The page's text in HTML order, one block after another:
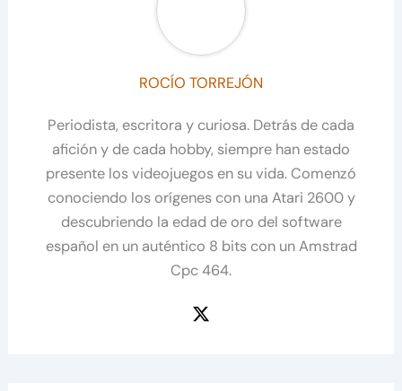
ROCÍO TORREJÓN
Periodista, escritora y curiosa. Detrás de cada
afición y de cada hobby, siempre han estado
presente los videojuegos en su vida. Comenzó
conociendo los orígenes con una Atari 2600 y
descubriendo la edad de oro del software
español en un auténtico 8 bits con un Amstrad
Cpc 464.